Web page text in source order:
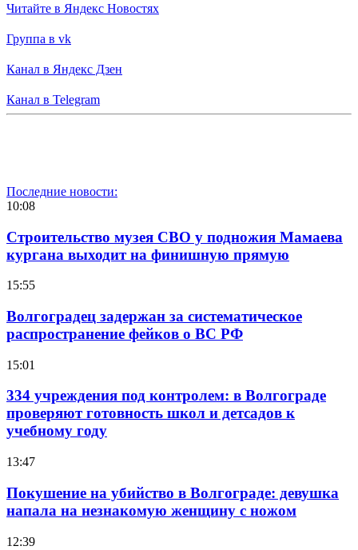
Читайте в Яндекс Новостях
Группа в vk
Канал в Яндекс Дзен
Канал в Telegram
Последние новости:
10:08
Строительство музея СВО у подножия Мамаева
кургана выходит на финишную прямую
15:55
Волгоградец задержан за систематическое
распространение фейков о ВС РФ
15:01
334 учреждения под контролем: в Волгограде
проверяют готовность школ и детсадов к
учебному году
13:47
Покушение на убийство в Волгограде: девушка
напала на незнакомую женщину с ножом
12:39